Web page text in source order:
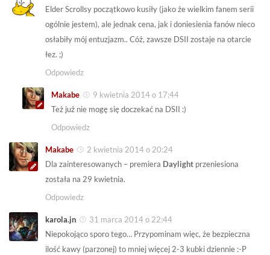
Elder Scrollsy początkowo kusiły (jako że wielkim fanem serii
ogólnie jestem), ale jednak cena, jak i doniesienia fanów nieco
osłabiły mój entuzjazm.. Cóż, zawsze DSII zostaje na otarcie
łez. ;)
Odpowiedz
Makabe
9 kwietnia 2014 o 17:44
Też już nie mogę się doczekać na DSII :)
Odpowiedz
Makabe
2 kwietnia 2014 o 20:24
Dla zainteresowanych – premiera Daylight przeniesiona
została na 29 kwietnia.
Odpowiedz
karola.jn
31 marca 2014 o 22:44
Niepokojąco sporo tego… Przypominam więc, że bezpieczna
ilość kawy (parzonej) to mniej więcej 2-3 kubki dziennie :-P